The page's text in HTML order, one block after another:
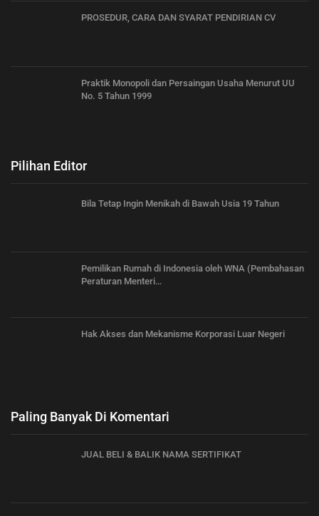
PROSEDUR, CARA DAN SYARAT PENDIRIAN CV
Praktik Monopoli dan Persaingan Usaha Menurut UU
No. 5 Tahun 1999
Pilihan Editor
Bila Tetap Ingin Menikah di Bawah Usia 19 Tahun
Pemilikan Rumah di Indonesia oleh WNA (Pembahasan
Peraturan Menteri…
Hak Akses dan Mekanisme Korporasi Luar Negeri
Paling Banyak Di Komentari
JUAL BELI & BALIK NAMA SERTIFIKAT